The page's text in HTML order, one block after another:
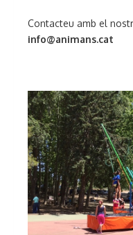
Contacteu amb el
info@animans.cat